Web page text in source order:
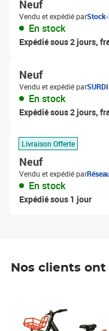
Neuf
Vendu et expédié par
En stock
Expédié sous 2 jours,
Neuf
Vendu et expédié par
En stock
Expédié sous 2 jours,
Livraison Offerte
Neuf
Vendu et expédié par
En stock
Expédié sous 1 jour
Nos clients